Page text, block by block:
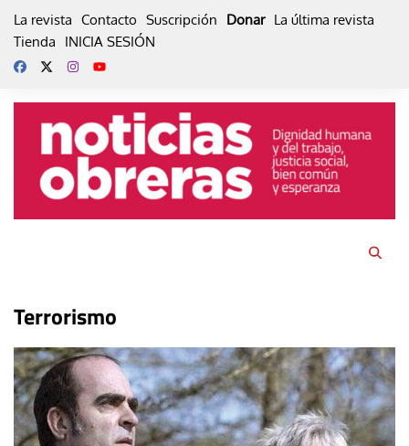
La revista Contacto Suscripción Donar La última revista
Tienda
INICIA SESIÓN
Terrorismo